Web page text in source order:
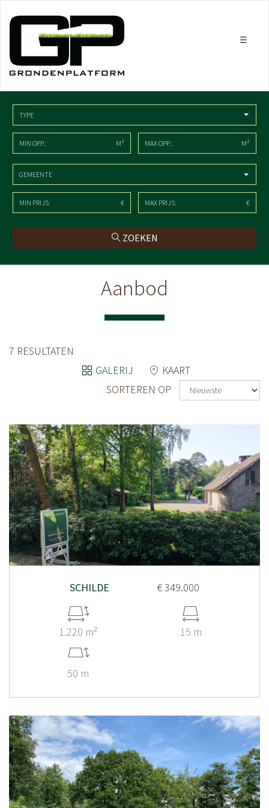
TYPE
M² M²
GEMEENTE
€ €
ZOEKEN
Aanbod
7 RESULTATEN
GALERIJ
KAART
SORTEREN OP
SCHILDE € 349.000
1.220 m² 15 m
50 m